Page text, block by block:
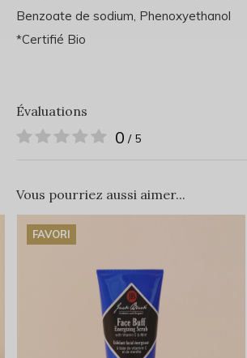
Benzoate de sodium, Phenoxyethanol
*Certifié Bio
Évaluations
0 / 5
Vous pourriez aussi aimer...
FAVORI